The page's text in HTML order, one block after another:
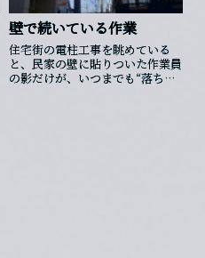
壁で続いている作業
住宅街の電柱工事を眺めている
と、民家の壁に貼りついた作業員
の影だけが、いつまでも“落ちき